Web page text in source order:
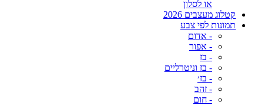
או לסלון
קטלוג מעצבים 2026
תמונות לפי צבע
- אדום
- אפור
- בז
- בז וניטרליים
- בז׳
- זהב
- חום